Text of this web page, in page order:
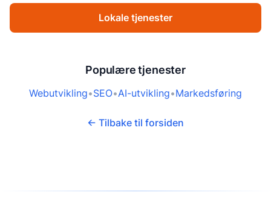
Lokale tjenester
Populære tjenester
Webutvikling•SEO•AI-utvikling•Markedsføring
← Tilbake til forsiden